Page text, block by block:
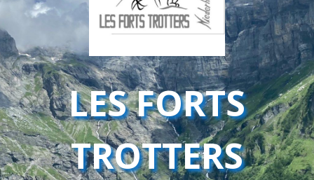
LES FORTS
TROTTERS